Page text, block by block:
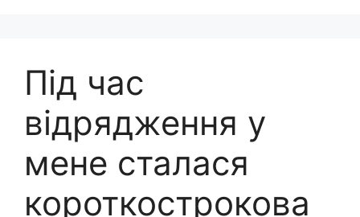
Під час
відрядження у
мене сталася
короткострокова